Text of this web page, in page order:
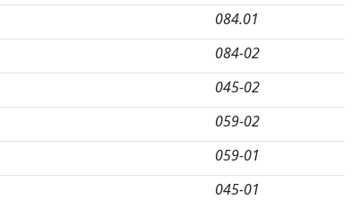
084.01
084-02
045-02
059-02
059-01
045-01